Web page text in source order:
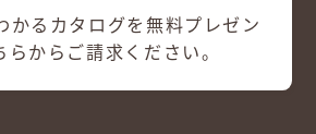
かるカタログを無料プレゼン
らからご請求ください。